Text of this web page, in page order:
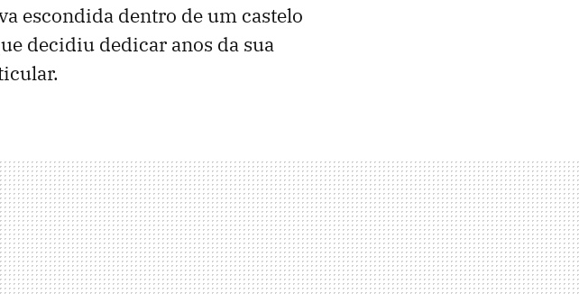
escondida dentro de um castelo
decidiu dedicar anos da sua